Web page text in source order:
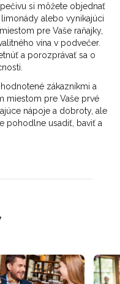
si môžete objednať
alebo vynikajúci
pre Vaše raňajky,
vína v podvečer.
a porozprávať sa o
zákazníkmi a
miestom pre Vaše prvé
nápoje a dobroty, ale
pohodlne usadiť, baviť a